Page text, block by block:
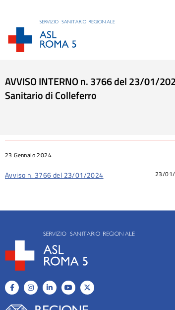
AVVISO INTERNO n. 3766 del 23/01/
Sanitario di Colleferro
23 Gennaio 2024
Avviso n. 3766 del 23/01/2024 23/